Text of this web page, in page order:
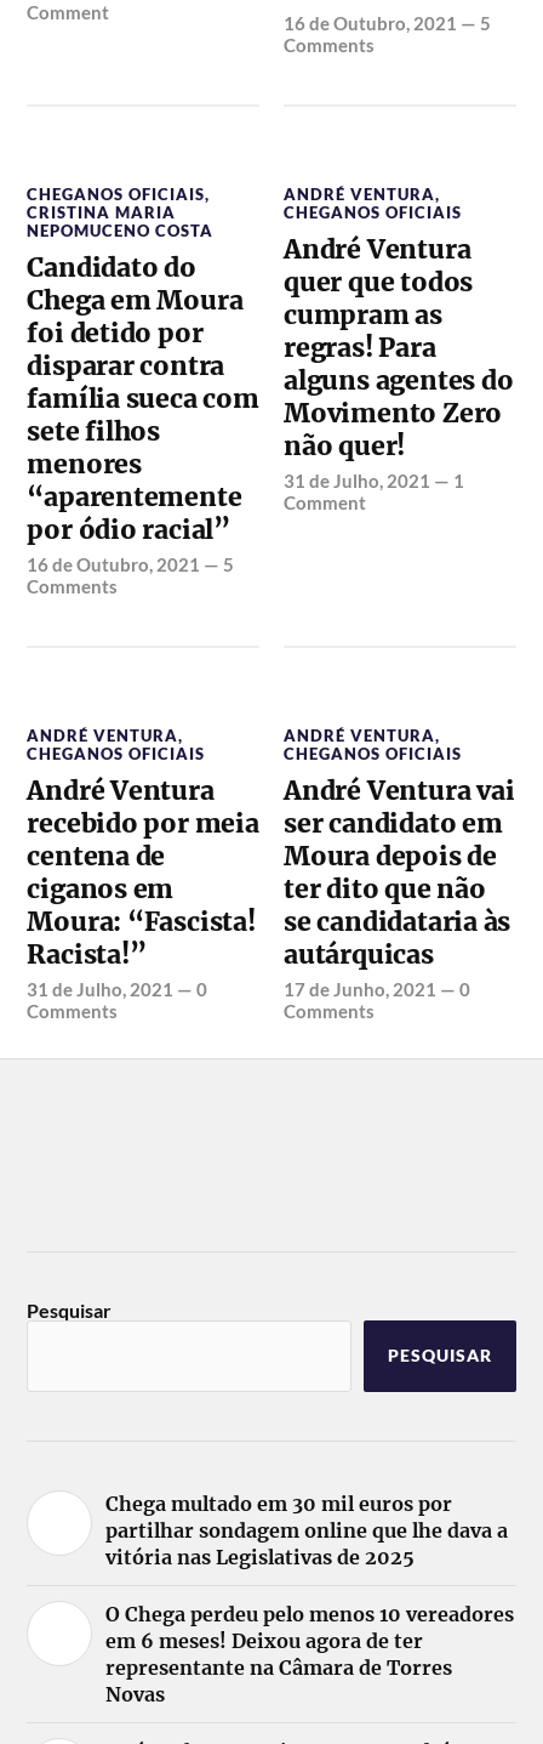
Comment
16 de Outubro, 2021 — 5
Comments
CHEGANOS OFICIAIS,
CRISTINA MARIA
NEPOMUCENO COSTA
Candidato do
Chega em Moura
foi detido por
disparar contra
família sueca com
sete filhos
menores
“aparentemente
por ódio racial”
16 de Outubro, 2021 — 5
Comments
ANDRÉ VENTURA,
CHEGANOS OFICIAIS
André Ventura
quer que todos
cumpram as
regras! Para
alguns agentes do
Movimento Zero
não quer!
31 de Julho, 2021 — 1
Comment
ANDRÉ VENTURA,
CHEGANOS OFICIAIS
André Ventura
recebido por meia
centena de
ciganos em
Moura: “Fascista!
Racista!”
31 de Julho, 2021 —0
Comments
ANDRÉ VENTURA,
CHEGANOS OFICIAIS
André Ventura vai
ser candidato em
Moura depois de
ter dito que não
se candidataria às
autárquicas
17 de Junho, 2021 —0
Comments
Pesquisar
PESQUISAR
Chega multado em 30 mil euros por
partilhar sondagem online que lhe dava a
vitória nas Legislativas de 2025
O Chega perdeu pelo menos 10 vereadores
em 6 meses! Deixou agora de ter
representante na Câmara de Torres
Novas